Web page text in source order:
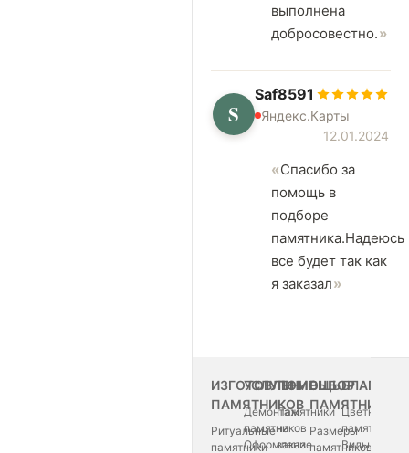
выполнена
добросовестно.
S
Saf8591
Яндекс.Карты
12.01.2024
Спасибо за
помощь в
подборе
памятника.Надеюсь
все будет так как
я заказал
ИЗГОТОВЛЕНИЕ
ПАМЯТНИКОВ
Ритуальные
памятники
УСЛУГИ
Демонтаж
памятников
Оформление
ПОМОЩЬ
Памятники
на
заказ
ВЫБОР
ПАМЯТНИКА
Размеры
памятников
Цветные
памятники
Виды